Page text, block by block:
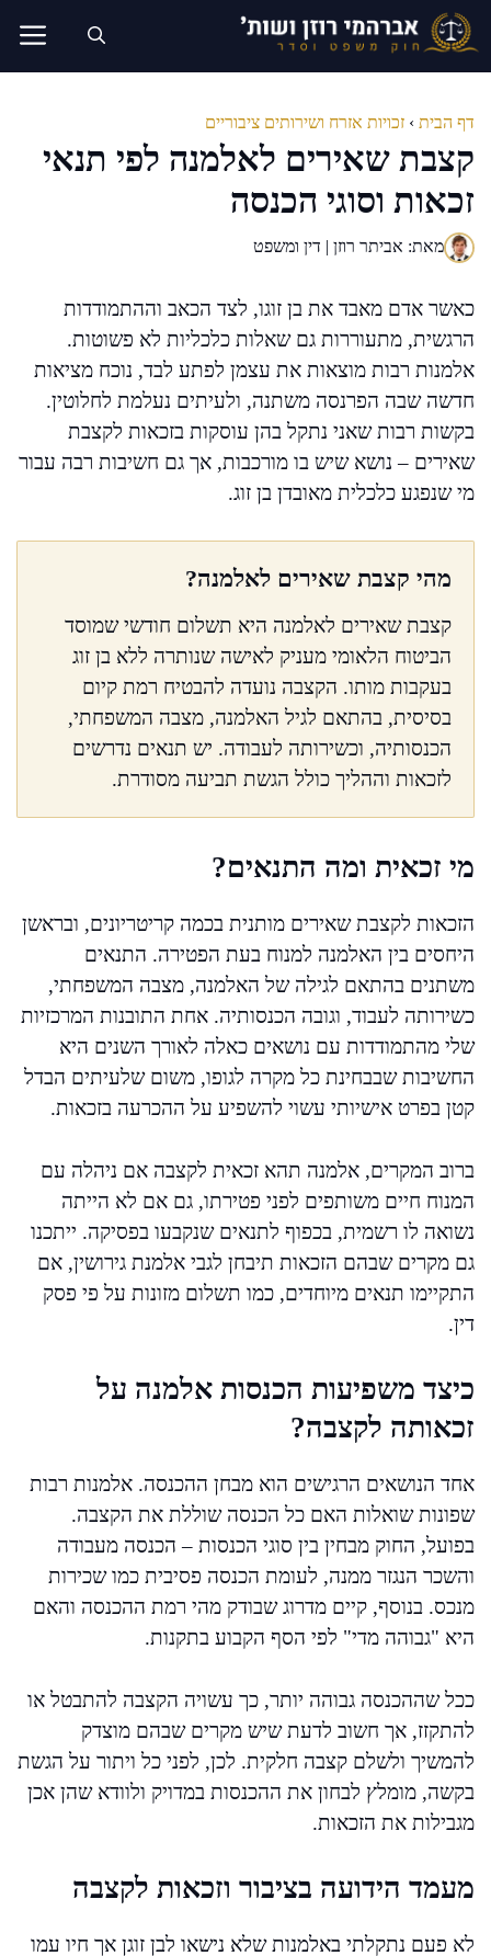
לדלג
לתוכן
דף הבית › זכויות אזרח ושירותים ציבוריים
קצבת שאירים לאלמנה לפי תנאי
זכאות וסוגי הכנסה
מאת: אביתר רוזן | דין ומשפט
כאשר אדם מאבד את בן זוגו, לצד הכאב וההתמודדות
הרגשית, מתעוררות גם שאלות כלכליות לא פשוטות.
אלמנות רבות מוצאות את עצמן לפתע לבד, נוכח מציאות
חדשה שבה הפרנסה משתנה, ולעיתים נעלמת לחלוטין.
בקשות רבות שאני נתקל בהן עוסקות בזכאות לקצבת
שאירים – נושא שיש בו מורכבות, אך גם חשיבות רבה עבור
מי שנפגע כלכלית מאובדן בן זוג.
מהי קצבת שאירים לאלמנה?
קצבת שאירים לאלמנה היא תשלום חודשי שמוסד
הביטוח הלאומי מעניק לאישה שנותרה ללא בן זוג
בעקבות מותו. הקצבה נועדה להבטיח רמת קיום
בסיסית, בהתאם לגיל האלמנה, מצבה המשפחתי,
הכנסותיה, וכשירותה לעבודה. יש תנאים נדרשים
לזכאות וההליך כולל הגשת תביעה מסודרת.
מי זכאית ומה התנאים?
הזכאות לקצבת שאירים מותנית בכמה קריטריונים, ובראשן
היחסים בין האלמנה למנוח בעת הפטירה. התנאים
משתנים בהתאם לגילה של האלמנה, מצבה המשפחתי,
כשירותה לעבוד, וגובה הכנסותיה. אחת התובנות המרכזיות
שלי מהתמודדות עם נושאים כאלה לאורך השנים היא
החשיבות שבבחינת כל מקרה לגופו, משום שלעיתים הבדל
קטן בפרט אישיותי עשוי להשפיע על ההכרעה בזכאות.
ברוב המקרים, אלמנה תהא זכאית לקצבה אם ניהלה עם
המנוח חיים משותפים לפני פטירתו, גם אם לא הייתה
נשואה לו רשמית, בכפוף לתנאים שנקבעו בפסיקה. ייתכנו
גם מקרים שבהם הזכאות תיבחן לגבי אלמנת גירושין, אם
התקיימו תנאים מיוחדים, כמו תשלום מזונות על פי פסק
דין.
כיצד משפיעות הכנסות אלמנה על
זכאותה לקצבה?
אחד הנושאים הרגישים הוא מבחן ההכנסה. אלמנות רבות
שפונות שואלות האם כל הכנסה שוללת את הקצבה.
בפועל, החוק מבחין בין סוגי הכנסות – הכנסה מעבודה
והשכר הנגזר ממנה, לעומת הכנסה פסיבית כמו שכירות
מנכס. בנוסף, קיים מדרוג שבודק מהי רמת ההכנסה והאם
היא "גבוהה מדי" לפי הסף הקבוע בתקנות.
ככל שההכנסה גבוהה יותר, כך עשויה הקצבה להתבטל או
להתקזז, אך חשוב לדעת שיש מקרים שבהם מוצדק
להמשיך ולשלם קצבה חלקית. לכן, לפני כל ויתור על הגשת
בקשה, מומלץ לבחון את ההכנסות במדויק ולוודא שהן אכן
מגבילות את הזכאות.
מעמד הידועה בציבור וזכאות לקצבה
לא פעם נתקלתי באלמנות שלא נישאו לבן זוגן אך חיו עמו